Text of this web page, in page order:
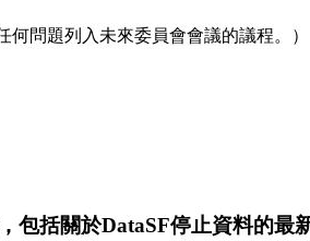
問題列入未來委員會會議的議程。）
括關於DataSF停止資料的最